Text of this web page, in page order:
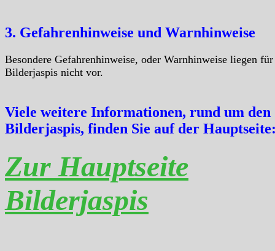
3. Gefahrenhinweise und Warnhinweise
Besondere Gefahrenhinweise, oder Warnhinweise liegen für
Bilderjaspis nicht vor.
Viele weitere Informationen, rund um den
Bilderjaspis, finden Sie auf der
Zur Hauptseite
Bilderjaspis